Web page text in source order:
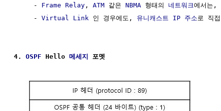
     -
Frame Relay , ATM 같은 NBMA 형태의 네트워크에서는,
     -
Virtual Link 인 경우에도, 유니캐스트 IP 주소 로 직
4. OSPF Hello 메세지 포멧